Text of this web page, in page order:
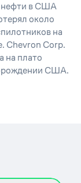
нефти в США
около
на
Chevron Corp.
на плато
США.